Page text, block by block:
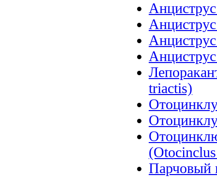
triactis)
Парчовый